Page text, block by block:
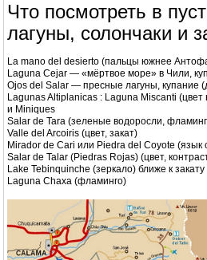
Что посмотреть в
лагуны, солончаки и
La mano del desierto (пальцы южнее
Laguna Cejar — «мёртвое море» в Чили,
Ojos del Salar — пресные лагуны, купание
Lagunas Altiplanicas : Laguna Miscanti
и Miniques
Salar de Tara (зеленые водоросли,
Valle del Arcoiris (цвет, закат)
Mirador de Cari или Piedra del Coyote (язык
Salar de Talar (Piedras Rojas) (цвет,
Lake Tebinquinche (зеркало) ближе к закату
Laguna Chaxa (фламинго)